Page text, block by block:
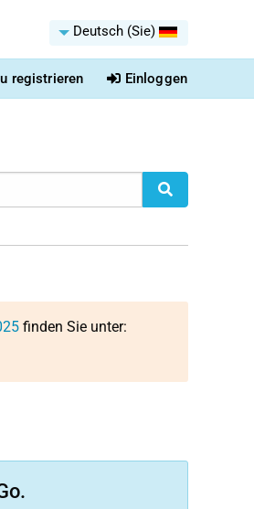
Deutsch (Sie)
registrieren Einloggen
finden Sie unter: